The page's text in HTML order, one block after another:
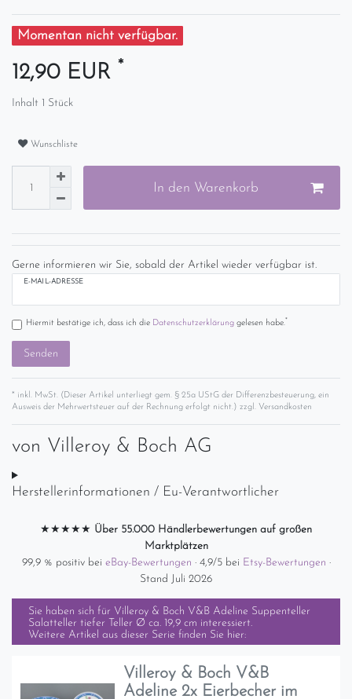
Momentan nicht verfügbar.
12,90 EUR *
Inhalt 1 Stück
Wunschliste
In den Warenkorb
Gerne informieren wir Sie, sobald der Artikel wieder verfügbar ist.
E-MAIL-ADRESSE
Hiermit bestätige ich, dass ich die Daten­schutz­erklärunggelesen habe.*
Senden
* inkl. MwSt. (Dieser Artikel unterliegt gem. § 25a UStG der Differenzbesteuerung, ein
Ausweis der Mehrwertsteuer auf der Rechnung erfolgt nicht.) zzgl. Versandkosten
von Villeroy & Boch AG
Herstellerinformationen / Eu-Verantwortlicher
★★★★★ Über 55.000 Händlerbewertungen auf großen
Marktplätzen
99,9 % positiv bei eBay-Bewertungen · 4,9/5 bei Etsy-Bewertungen ·
Stand Juli 2026
Sie haben sich für Villeroy & Boch V&B Adeline Suppenteller
Salatteller tiefer Teller Ø ca. 19,9 cm interessiert.
Weitere Artikel aus dieser Serie finden Sie hier:
Villeroy & Boch V&B
Adeline 2x Eierbecher im